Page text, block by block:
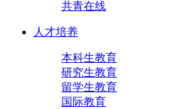
共青在线
人才培养
本科生教育
研究生教育
留学生教育
国际教育